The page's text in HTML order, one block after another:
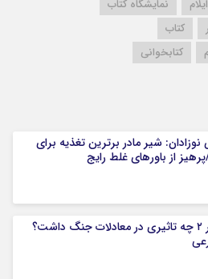
نمایشگاه کتاب
کتاب
کتابخوانی
شیر مادر برترین تغذیه برای
از باورهای غلط رایج
عملیات نصر ۲ چه تاثیری در معادلات جنگ داشت؟